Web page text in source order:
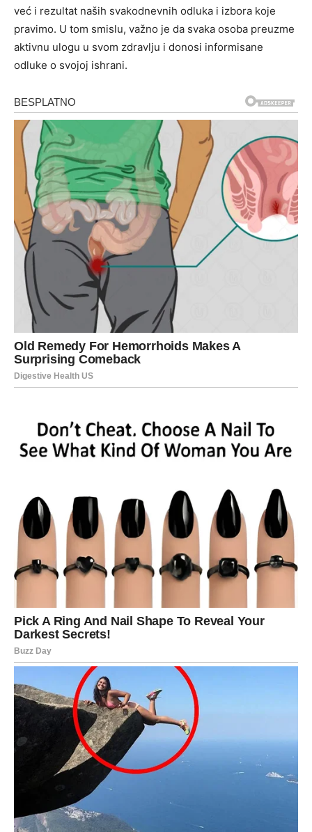
već i rezultat naših svakodnevnih odluka i izbora koje
pravimo. U tom smislu, važno je da svaka osoba preuzme
aktivnu ulogu u svom zdravlju i donosi informisane
odluke o svojoj ishrani.